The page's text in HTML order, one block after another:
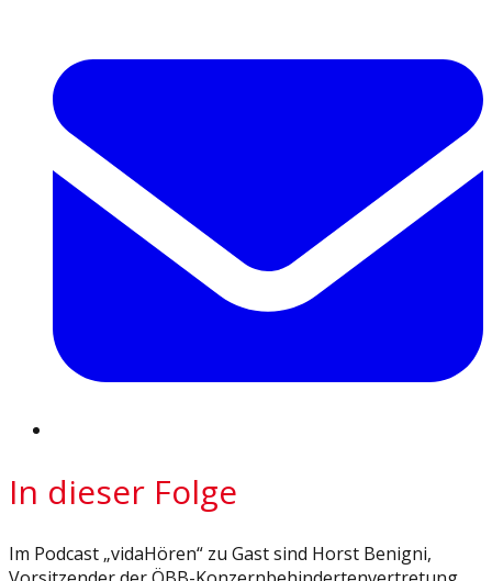
In dieser Folge
Im Podcast „vidaHören“ zu Gast sind Horst Benigni,